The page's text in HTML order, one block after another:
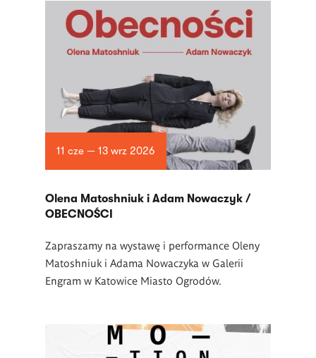
11 cze — 13 wrz 2026
Olena Matoshniuk i Adam Nowaczyk /
OBECNOŚCI
Zapraszamy na wystawę i performance Oleny
Matoshniuk i Adama Nowaczyka w Galerii
Engram w Katowice Miasto Ogrodów.